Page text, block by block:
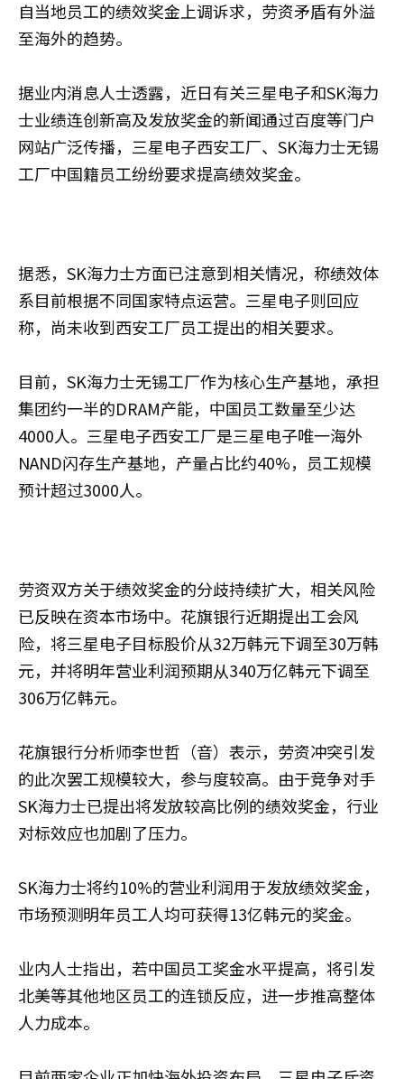
自当地员工的绩效奖金上调诉求，劳资矛盾有外溢
至海外的趋势。
据业内消息人士透露，近日有关三星电子和SK海力
士业绩连创新高及发放奖金的新闻通过百度等门户
网站广泛传播，三星电子西安工厂、SK海力士无锡
工厂中国籍员工纷纷要求提高绩效奖金。
据悉，SK海力士方面已注意到相关情况，称绩效体
系目前根据不同国家特点运营。三星电子则回应
称，尚未收到西安工厂员工提出的相关要求。
目前，SK海力士无锡工厂作为核心生产基地，承担
集团约一半的DRAM产能，中国员工数量至少达
4000人。三星电子西安工厂是三星电子唯一海外
NAND闪存生产基地，产量占比约40%，员工规模
预计超过3000人。
劳资双方关于绩效奖金的分歧持续扩大，相关风险
已反映在资本市场中。花旗银行近期提出工会风
险，将三星电子目标股价从32万韩元下调至30万韩
元，并将明年营业利润预期从340万亿韩元下调至
306万亿韩元。
花旗银行分析师李世哲（音）表示，劳资冲突引发
的此次罢工规模较大，参与度较高。由于竞争对手
SK海力士已提出将发放较高比例的绩效奖金，行业
对标效应也加剧了压力。
SK海力士将约10%的营业利润用于发放绩效奖金，
市场预测明年员工人均可获得13亿韩元的奖金。
业内人士指出，若中国员工奖金水平提高，将引发
北美等其他地区员工的连锁反应，进一步推高整体
人力成本。